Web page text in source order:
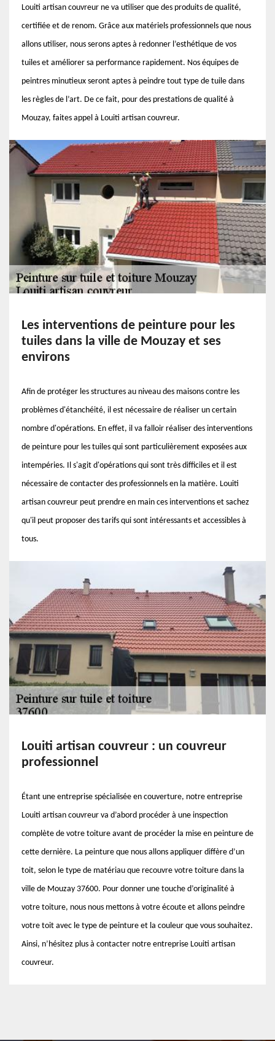
Louiti artisan couvreur ne va utiliser que des produits de qualité,
certifiée et de renom. Grâce aux matériels professionnels que nous
allons utiliser, nous serons aptes à redonner l’esthétique de vos
tuiles et améliorer sa performance rapidement. Nos équipes de
peintres minutieux seront aptes à peindre tout type de tuile dans
les règles de l’art. De ce fait, pour des prestations de qualité à
Mouzay, faites appel à Louiti artisan couvreur.
Les interventions de peinture pour les
tuiles dans la ville de Mouzay et ses
environs
Afin de protéger les structures au niveau des maisons contre les
problèmes d'étanchéité, il est nécessaire de réaliser un certain
nombre d'opérations. En effet, il va falloir réaliser des interventions
de peinture pour les tuiles qui sont particulièrement exposées aux
intempéries. Il s'agit d'opérations qui sont très difficiles et il est
nécessaire de contacter des professionnels en la matière. Louiti
artisan couvreur peut prendre en main ces interventions et sachez
qu'il peut proposer des tarifs qui sont intéressants et accessibles à
tous.
Louiti artisan couvreur : un couvreur
professionnel
Étant une entreprise spécialisée en couverture, notre entreprise
Louiti artisan couvreur va d’abord procéder à une inspection
complète de votre toiture avant de procéder la mise en peinture de
cette dernière. La peinture que nous allons appliquer diffère d’un
toit, selon le type de matériau que recouvre votre toiture dans la
ville de Mouzay 37600. Pour donner une touche d’originalité à
votre toiture, nous nous mettons à votre écoute et allons peindre
votre toit avec le type de peinture et la couleur que vous souhaitez.
Ainsi, n’hésitez plus à contacter notre entreprise Louiti artisan
couvreur.